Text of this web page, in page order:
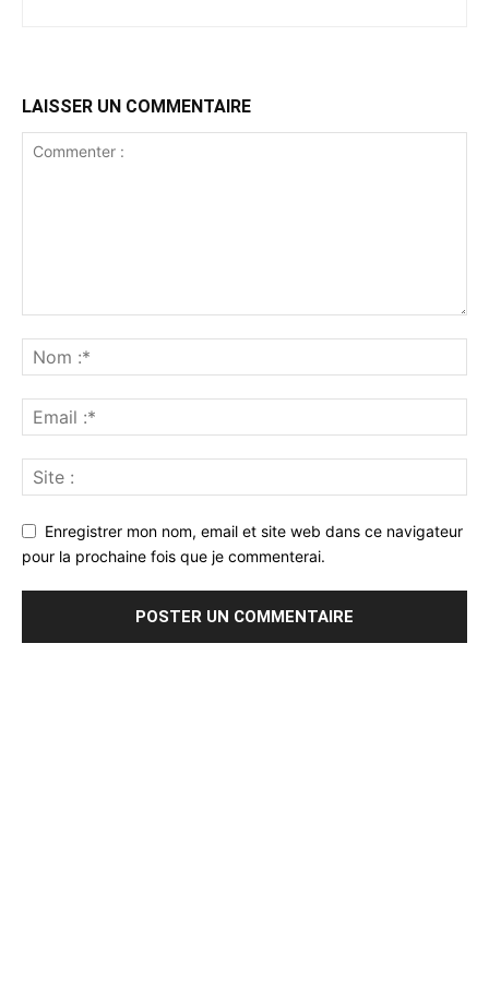
LAISSER UN COMMENTAIRE
Enregistrer mon nom, email et site web dans ce navigateur
pour la prochaine fois que je commenterai.